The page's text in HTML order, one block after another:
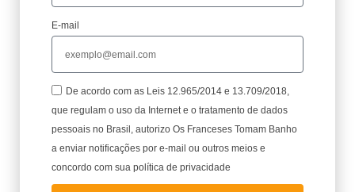
E-mail
De acordo com as Leis 12.965/2014 e 13.709/2018,
que regulam o uso da Internet e o tratamento de dados
pessoais no Brasil, autorizo Os Franceses Tomam Banho
a enviar notificações por e-mail ou outros meios e
concordo com sua política de privacidade